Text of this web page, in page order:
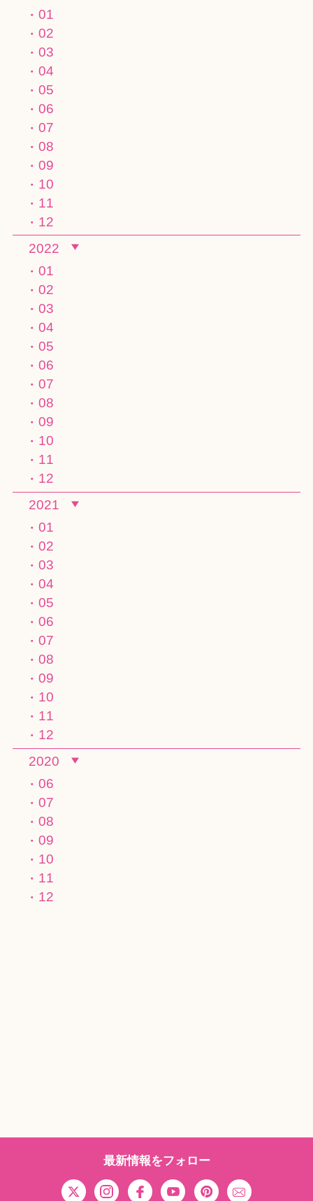
01
02
03
04
05
06
07
08
09
10
11
12
2022
01
02
03
04
05
06
07
08
09
10
11
12
2021
01
02
03
04
05
06
07
08
09
10
11
12
2020
06
07
08
09
10
11
12
最新情報をフォロー